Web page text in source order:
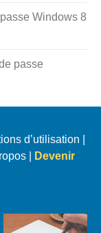
Windows 8
passe
d’utilisation
|
Devenir